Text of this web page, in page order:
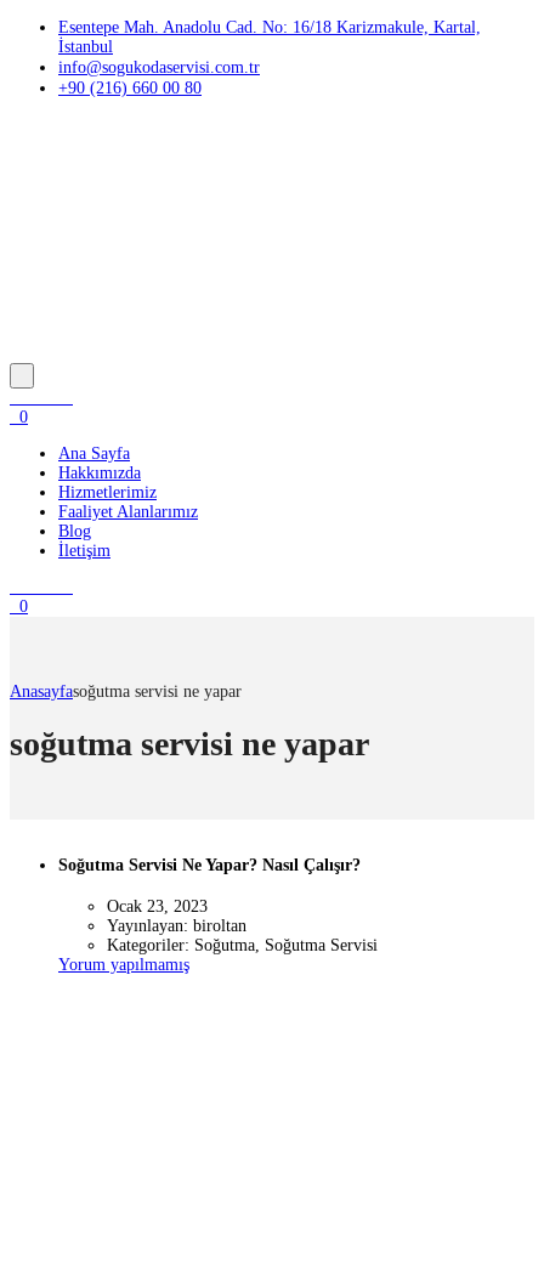
Esentepe Mah. Anadolu Cad. No: 16/18 Karizmakule, Kartal,
İstanbul
info@sogukodaservisi.com.tr
+90 (216) 660 00 80
0
Ana Sayfa
Hakkımızda
Hizmetlerimiz
Faaliyet Alanlarımız
Blog
İletişim
0
Anasayfasoğutma servisi ne yapar
soğutma servisi ne yapar
Soğutma Servisi Ne Yapar? Nasıl Çalışır?
Ocak 23, 2023
Yayınlayan: biroltan
Kategoriler: Soğutma, Soğutma Servisi
Yorum yapılmamış